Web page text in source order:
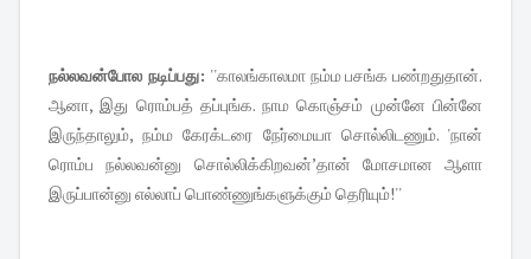
நல்லவன்போல நடிப்பது: ''காலங்காலமா நம்ம பசங்க பண்றதுதான்.
ஆனா, இது ரொம்பத் தப்புங்க. நாம கொஞ்சம் முன்னே பின்னே
இருந்தாலும், நம்ம கேரக்டரை நேர்மையா சொல்லிடணும். 'நான்
ரொம்ப நல்லவன்னு சொல்லிக்கிறவன்’தான் மோசமான ஆளா
இருப்பான்னு எல்லாப் பொண்ணுங்களுக்கும் தெரியும்!''